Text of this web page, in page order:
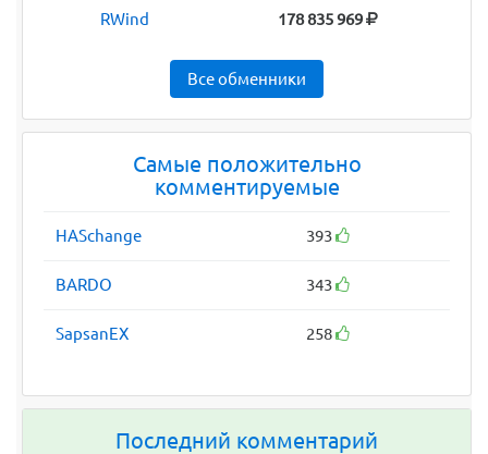
RWind 178 835 969
Все обменники
Самые положительно
комментируемые
HASchange 393
BARDO 343
SapsanEX 258
Последний комментарий